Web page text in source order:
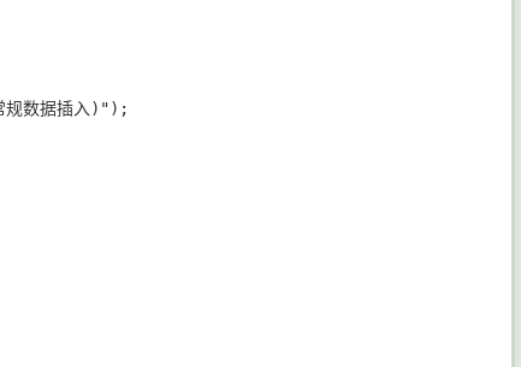
数据插入)");